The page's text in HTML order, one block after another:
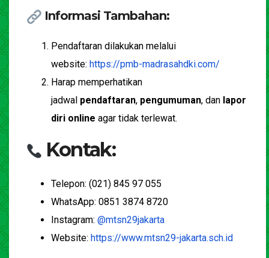
Informasi Tambahan:
Pendaftaran dilakukan melalui
website: https://pmb-madrasahdki.com/
Harap memperhatikan
jadwal pendaftaran, pengumuman, dan lapor
diri online agar tidak terlewat.
Kontak:
Telepon: (021) 845 97 055
WhatsApp: 0851 3874 8720
Instagram: @mtsn29jakarta
Website: https://www.mtsn29-jakarta.sch.id